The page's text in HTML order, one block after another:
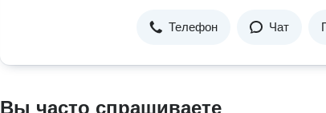
Телефон Чат
Вы часто спрашиваете